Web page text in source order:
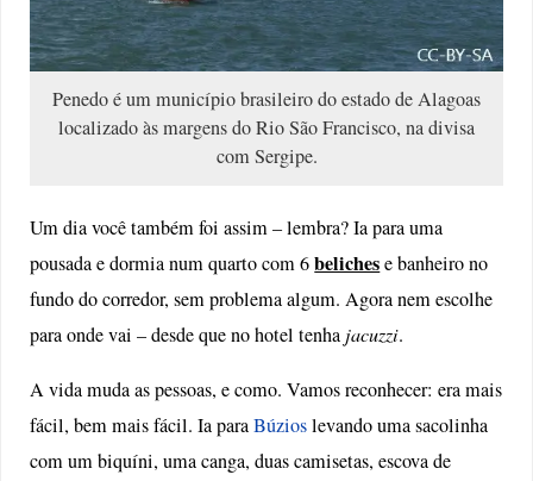
Penedo é um município brasileiro do estado de Alagoas
localizado às margens do Rio São Francisco, na divisa
com Sergipe.
Um dia você também foi assim – lembra? Ia para uma
pousada e dormia num quarto com 6belichese banheiro no
fundo do corredor, sem problema algum. Agora nem escolhe
para onde vai – desde que no hotel tenha jacuzzi.
A vida muda as pessoas, e como. Vamos reconhecer: era mais
fácil, bem mais fácil. Ia paraBúzioslevando uma sacolinha
com um biquíni, uma canga, duas camisetas, escova de